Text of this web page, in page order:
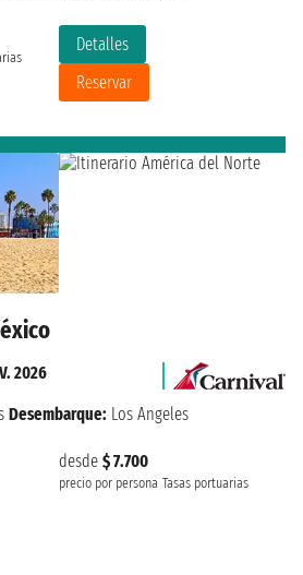
Detalles
Reservar
desde $ 7.700
precio por persona Tasas portuarias
2026
Desembarque: Los Angeles